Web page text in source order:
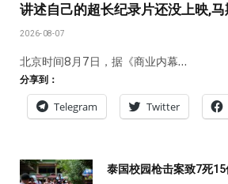
讲述自己的超长纪录片还没上映,
2026-08-07
北京时间8月7日，据《商业内幕…
分享到：
Telegram Twitter
泰国校园枪击案致7死